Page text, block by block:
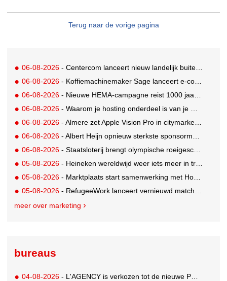
Terug naar de vorige pagina
06-08-2026 - Centercom lanceert nieuw landelijk buitereclamenetwerk: City Cubes
06-08-2026 - Koffiemachinemaker Sage lanceert e-commerceplatform voor koffieliefhebbers
06-08-2026 - Nieuwe HEMA-campagne reist 1000 jaar terug in de tijd naar 'Hemastein'
06-08-2026 - Waarom je hosting onderdeel is van je merkstrategie
06-08-2026 - Almere zet Apple Vision Pro in citymarketing
06-08-2026 - Albert Heijn opnieuw sterkste sponsormerk, PostNL daalt
06-08-2026 - Staatsloterij brengt olympische roeigeschiedenis tot leven voor WK Roeien
05-08-2026 - Heineken wereldwijd weer iets meer in trek
05-08-2026 - Marktplaats start samenwerking met House of Cars
05-08-2026 - RefugeeWork lanceert vernieuwd matchingplatform voor nieuwkomers en werkgevers
meer over marketing
bureaus
04-08-2026 - L'AGENCY is verkozen tot de nieuwe PR-partner van KoRo